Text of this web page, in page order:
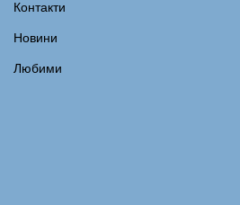
Контакти
Новини
Любими